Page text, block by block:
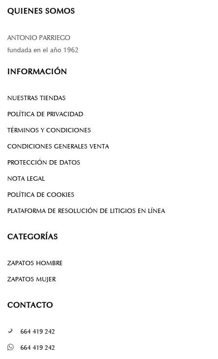
QUIENES SOMOS
ANTONIO PARRIEGO
fundada en el año 1962
INFORMACIÓN
NUESTRAS TIENDAS
POLÍTICA DE PRIVACIDAD
TÉRMINOS Y CONDICIONES
CONDICIONES GENERALES VENTA
PROTECCIÓN DE DATOS
NOTA LEGAL
POLÍTICA DE COOKIES
PLATAFORMA DE RESOLUCIÓN DE LITIGIOS EN LÍNEA
CATEGORÍAS
ZAPATOS HOMBRE
ZAPATOS MUJER
CONTACTO
664 419 242
664 419 242